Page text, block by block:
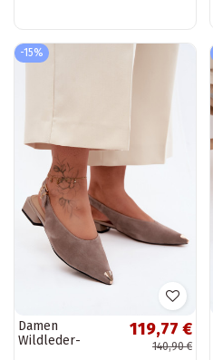
-15%
Damen
Wildleder-
119,77 €
140,90 €